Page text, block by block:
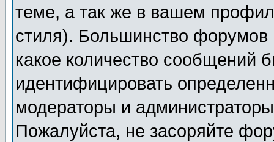
теме, а так же в вашем
стиля). Большинство форумов
какое количество сообщений
идентифицировать
модераторы и
Пожалуйста, не засоряйте